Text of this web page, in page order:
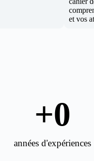
et vos
années d'expériences
+0